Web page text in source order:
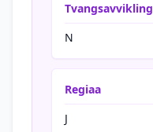
Tvangsavvikling
N
Regiaa
J